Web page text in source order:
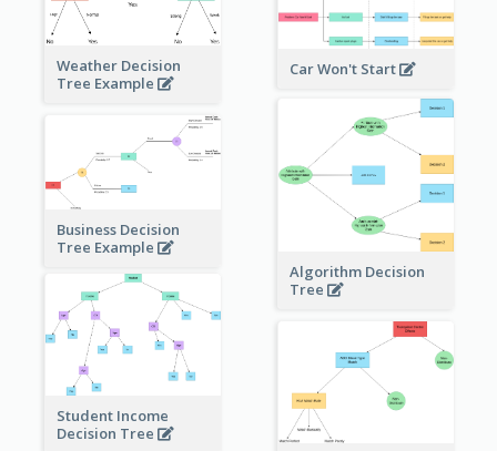
Weather Decision
Tree Example
Car Won't Start
Algorithm Decision
Tree
Business Decision
Tree Example
Student Income
Decision Tree